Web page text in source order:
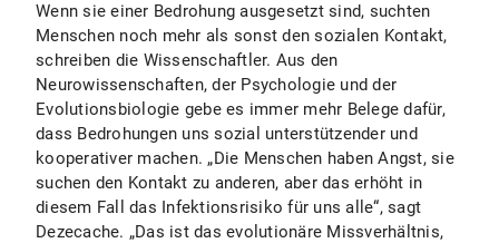
Wenn sie einer Bedrohung ausgesetzt sind, suchten
Menschen noch mehr als sonst den sozialen Kontakt,
schreiben die Wissenschaftler. Aus den
Neurowissenschaften, der Psychologie und der
Evolutionsbiologie gebe es immer mehr Belege dafür,
dass Bedrohungen uns sozial unterstützender und
kooperativer machen. „Die Menschen haben Angst, sie
suchen den Kontakt zu anderen, aber das erhöht in
diesem Fall das Infektionsrisiko für uns alle“, sagt
Dezecache. „Das ist das evolutionäre Missverhältnis,